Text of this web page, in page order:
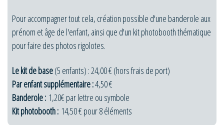
Pour accompagner tout cela, création possible d'une banderole aux
prénom et âge de l'enfant, ainsi que d'un kit photobooth thématique
pour faire des photos rigolotes.
Le kit de base(5 enfants) : 24,00 € (hors frais de port)
Par enfant supplémentaire :4,50 €
Banderole : 1,20€ par lettre ou symbole
Kit photobooth : 14,50 € pour 8 éléments